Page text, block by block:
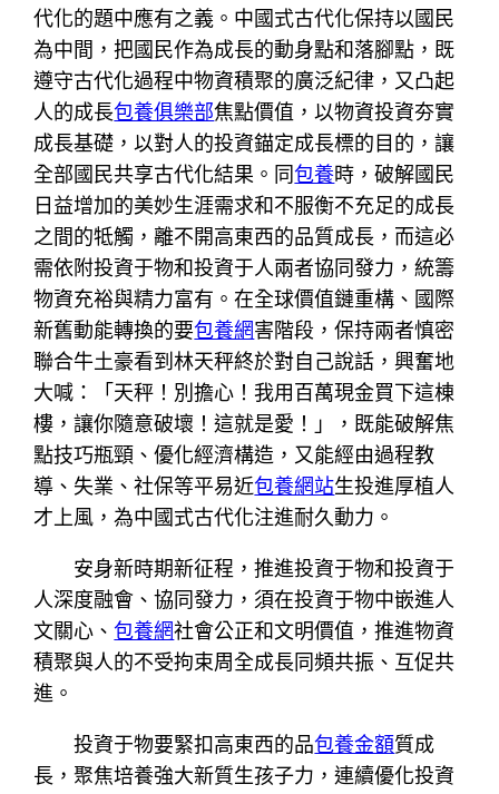
代化的題中應有之義。中國式古代化保持以國民
為中間，把國民作為成長的動身點和落腳點，既
遵守古代化過程中物資積聚的廣泛紀律，又凸起
人的成長包養俱樂部焦點價值，以物資投資夯實
成長基礎，以對人的投資錨定成長標的目的，讓
全部國民共享古代化結果。同包養時，破解國民
日益增加的美妙生涯需求和不服衡不充足的成長
之間的牴觸，離不開高東西的品質成長，而這必
需依附投資于物和投資于人兩者協同發力，統籌
物資充裕與精力富有。在全球價值鏈重構、國際
新舊動能轉換的要包養網害階段，保持兩者慎密
聯合牛土豪看到林天秤終於對自己說話，興奮地
大喊：「天秤！別擔心！我用百萬現金買下這棟
樓，讓你隨意破壞！這就是愛！」，既能破解焦
點技巧瓶頸、優化經濟構造，又能經由過程教
導、失業、社保等平易近包養網站生投進厚植人
才上風，為中國式古代化注進耐久動力。
安身新時期新征程，推進投資于物和投資于
人深度融會、協同發力，須在投資于物中嵌進人
文關心、包養網社會公正和文明價值，推進物資
積聚與人的不受拘束周全成長同頻共振、互促共
進。
投資于物要緊扣高東西的品包養金額質成
長，聚焦培養強大新質生孩子力，連續優化投資